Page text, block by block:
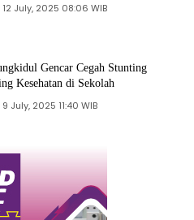
12 July, 2025 08:06 WIB
Gencar Cegah Stunting
Kesehatan di Sekolah
9 July, 2025 11:40 WIB